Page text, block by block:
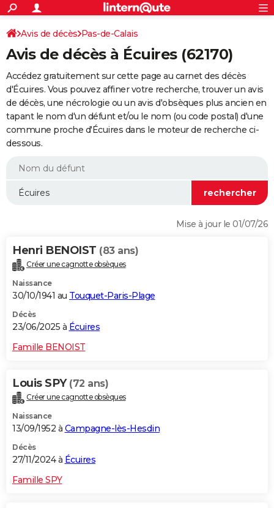
ACTUALITÉS
Politique
Société
Faits Divers
Education
Monde
Villes
+
SPORT
Coupe du monde 2026
Football
Tennis
Cyclisme
Rugby
Forum
Programme TV
TNT
Streaming
Cinéma
Sorties cinéma
Musique
+
FINANCE
Retraite
Epargne
Immobilier
Risques naturels par ville
Assurance
AUTO
Essais
Réserver un essai
Citadines
Berlines
SUV
Forum auto
+
HIGH-TECH
BRICOLAGE
Forum
Aménagement intérieur
Extérieur
Cuisine
Salle de bains
Jardinage
Rangement
WEEK-END
Alimentation
Guide de la santé
Maladies
Médicaments
Sommeil
VOYAGE
Destinations
City break
Voyage nature
Voyage de noces
Forum
Climat
+PHOTO
GUIDES D'ACHAT
Carte de Noël
Carte Bonne année
Carte Saint-Valentin
Carte Pâques
Carte d'anniversaire
DICTIONNAIRE
Dictionnaire
Biographies
Citations
Expressions
Proverbes
PROGRAMME TV
S'inscrire
Se connecter
Lycées
Collèges
Primaires
Universités
Entreprises
Service militaire
Avis de recherche
AVIS DE DÉCÈS
FORUM
S'inscrire
Connexion
Avis de décès Pas-de-Calais
Avis de décès à Écuires (62170)
Accédez gratuitement sur cette page au carnet des décès
d'Écuires. Vous pouvez affiner votre recherche, trouver un avis
de décès, une nécrologie ou un avis d'obsèques plus ancien en
tapant le nom d'un défunt et/ou le nom (ou code postal) d'une
commune proche d'Écuires dans le moteur de recherche ci-
dessous.
Mise à jour le 01/07/26
Henri BENOIST (83 ans)
Créer une cagnotte obsèques
Naissance
30/10/1941 au Touquet-Paris-Plage
Décès
23/06/2025 à Écuires
Famille BENOIST
Louis SPY (72 ans)
Créer une cagnotte obsèques
Naissance
13/09/1952 à Campagne-lès-Hesdin
Décès
27/11/2024 à Écuires
Famille SPY